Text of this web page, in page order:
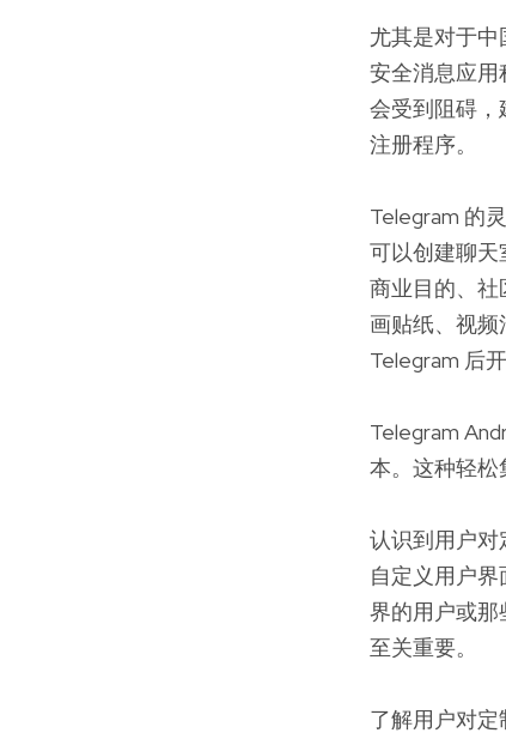
尤其是对于
安全消息应用
会受到阻碍，
注册程序。
Telegram 的
可以创建聊
商业目的、社
画贴纸、视
Telegram 后
Telegram
本。这种轻松
认识到用户对
自定义用户
界的用户或
至关重要。
了解用户对